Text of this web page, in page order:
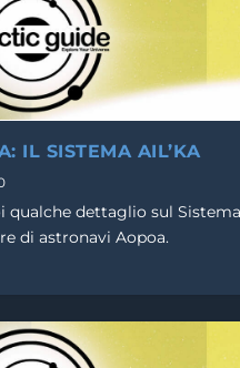
IL SISTEMA AIL’KA
qualche dettaglio sul Sistema
di astronavi Aopoa.